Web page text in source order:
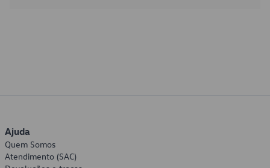
Ajuda
Quem Somos
Atendimento (SAC)